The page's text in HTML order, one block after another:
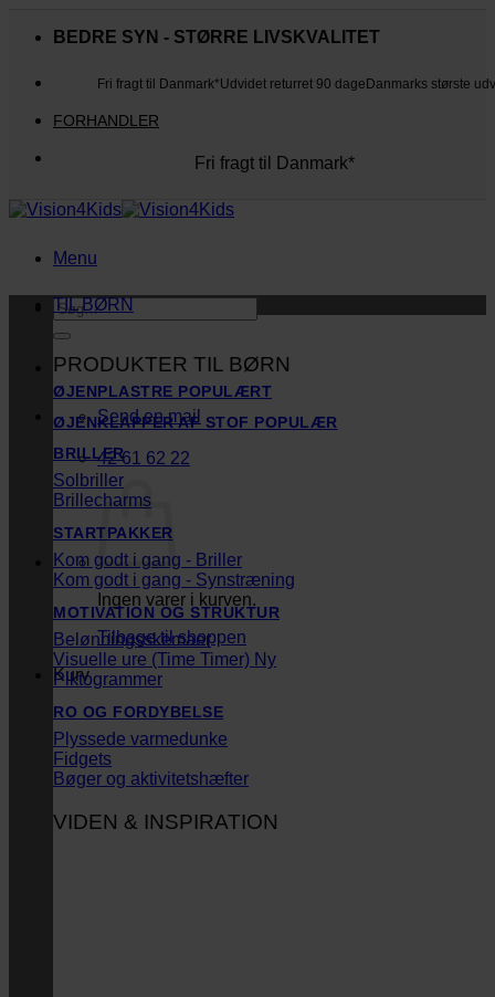
BEDRE SYN - STØRRE LIVSKVALITET
Fri fragt til Danmark*Udvidet returret 90 dage Danmarks største
FORHANDLER
Fri fragt til Danmark*
Menu
Søg
efter:
Send en mail
42 61 62 22
Ingen varer i kurven.
Tilbage til shoppen
Kurv
TIL BØRN
PRODUKTER TIL BØRN
ØJENPLASTRE
ØJENKLAPPER AF STOF
BRILLER
Solbriller
Brillecharms
STARTPAKKER
Kom godt i gang - Briller
Kom godt i gang - Synstræning
MOTIVATION OG STRUKTUR
Belønningsskemaer
Visuelle ure (Time Timer)
Piktogrammer
RO OG FORDYBELSE
Plyssede varmedunke
Fidgets
Bøger og aktivitetshæfter
VIDEN & INSPIRATION